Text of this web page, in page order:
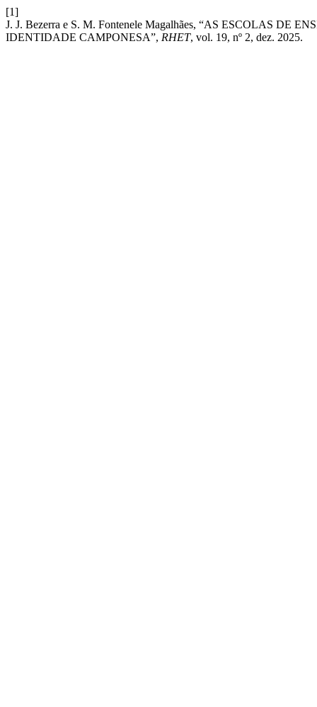
[1]
J. J. Bezerra e S. M. Fontenele Magalhães, “AS ESCOLAS DE
IDENTIDADE CAMPONESA”, RHET, vol. 19, nº 2, dez. 2025.